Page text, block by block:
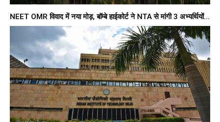
NEET OMR विवाद में नया मोड़, बॉम्बे हाईकोर्ट ने NTA से मांगी 3 अभ्यर्थियों...